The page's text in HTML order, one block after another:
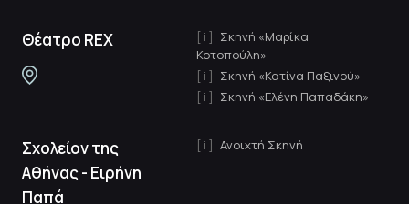
Θέατρο REX
Σκηνή «Μαρίκα
Κοτοπούλη»
Σκηνή «Κατίνα Παξινού»
Σκηνή «Ελένη Παπαδάκη»
Σχολείον της
Αθήνας - Ειρήνη
Παπά
Ανοιχτή Σκηνή